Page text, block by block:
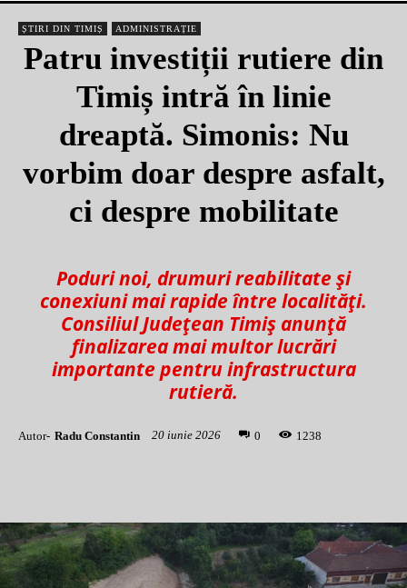
ȘTIRI DIN TIMIȘ ADMINISTRAȚIE
Patru investiții rutiere din
Timiș intră în linie
dreaptă. Simonis: Nu
vorbim doar despre asfalt,
ci despre mobilitate
Poduri noi, drumuri reabilitate și
conexiuni mai rapide între localități.
Consiliul Județean Timiș anunță
finalizarea mai multor lucrări
importante pentru infrastructura
rutieră.
Autor- Radu Constantin 20 iunie 2026 0 1 238